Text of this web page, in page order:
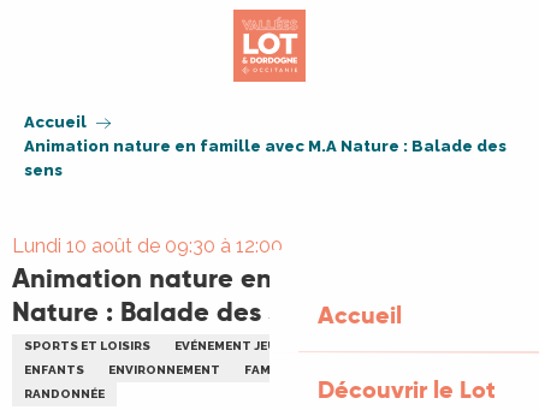
Accueil
Découvrir le Lot
Accueil
Animation nature en famille avec M.A Nature : Balade des
sens
Lundi 10 août de 09:30 à 12:00
Animation nature en famille avec M.A
Nature : Balade des sens
SPORTS ET LOISIRS EVÉNEMENT JEUNE PUBLIC
ENFANTS
ENVIRONNEMENT FAMILLE
RANDONNÉE